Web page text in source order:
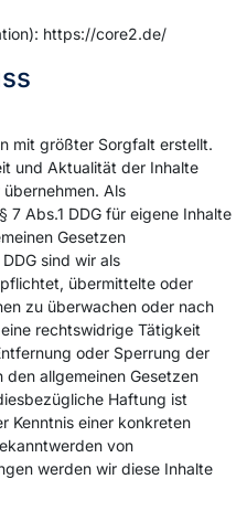
https://core2.de/
mit größter Sorgfalt erstellt.
und Aktualität der Inhalte
Als
7 Abs.1 DDG für eigene Inhalte
Gesetzen
sind wir als
übermittelte oder
zu überwachen oder nach
rechtswidrige Tätigkeit
oder Sperrung der
allgemeinen Gesetzen
Haftung ist
Kenntnis einer konkreten
von
werden wir diese Inhalte